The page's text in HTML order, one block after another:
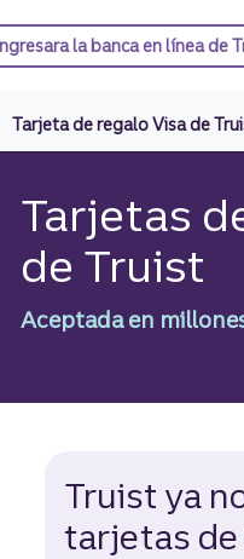
al
contenido
Página
a la banca en línea de
Tarjeta de regalo Visa de
Tarjetas
de Truist
Aceptada en
Truist ya
tarjetas de